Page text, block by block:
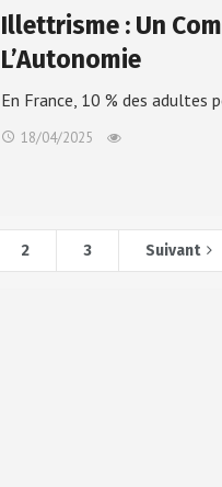
Illettrisme : Un
L’Autonomie
En France, 10 % des adultes
18/04/2025
2 3 Suivant